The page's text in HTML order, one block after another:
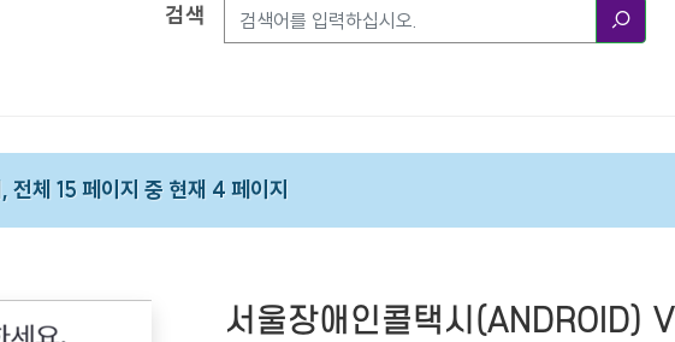
검색
전체 15 페이지 중 현재 4 페이지
서울장애인콜택시(ANDROID)